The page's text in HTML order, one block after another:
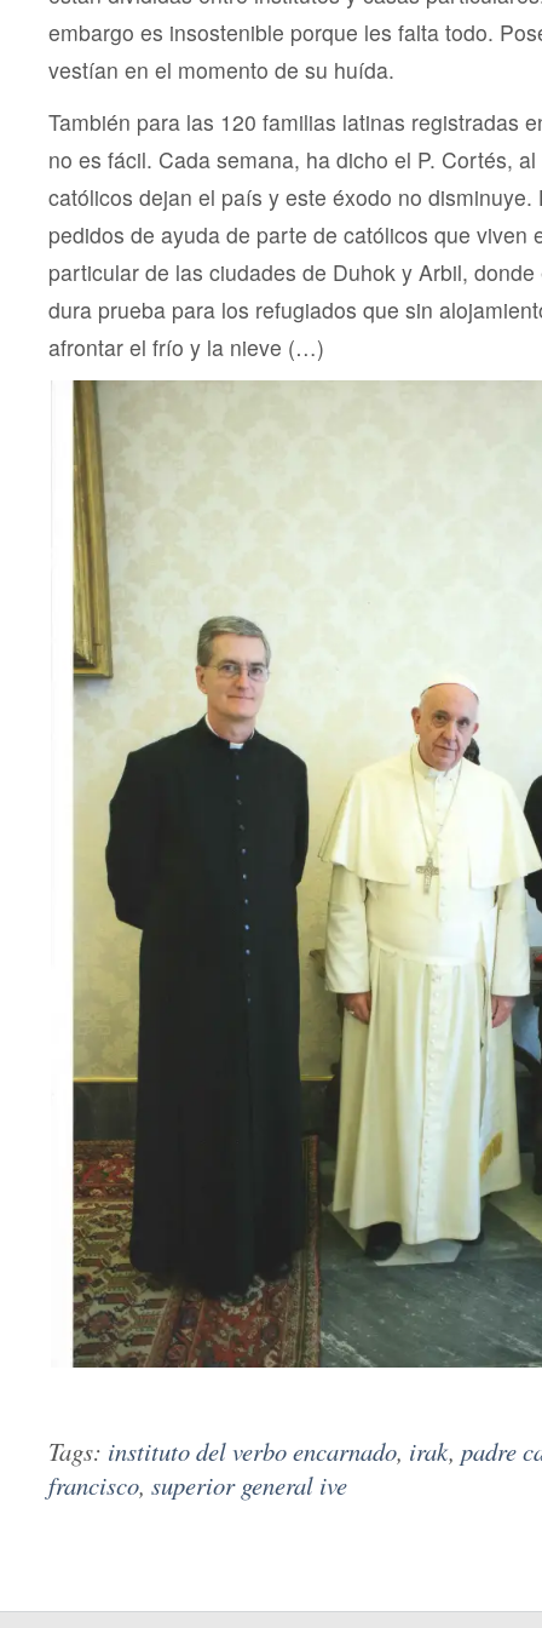
embargo es insostenible porque les falta todo.
vestían en el momento de su huída.
También para las 120 familias latinas registradas
no es fácil. Cada semana, ha dicho el P. Cortés,
católicos dejan el país y este éxodo no disminuye.
pedidos de ayuda de parte de católicos que viven
particular de las ciudades de Duhok y Arbil,
dura prueba para los refugiados que sin
afrontar el frío y la nieve (…)
Tags: instituto del verbo encarnado, irak, padre
francisco, superior general ive